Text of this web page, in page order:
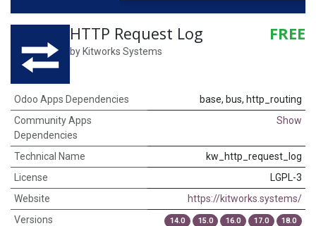
HTTP Request Log
by Kitworks Systems
FREE
Odoo Apps Dependencies
base, bus, http_routing
Community Apps
Dependencies
Show
Technical Name
kw_http_request_log
License
LGPL-3
Website
https://kitworks.systems/
Versions
14.0 15.0 16.0 17.0
18.0